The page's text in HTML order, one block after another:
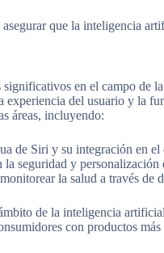
que la inteligencia
en el campo de
experiencia del usuario y la
áreas, incluyendo:
de Siri y su integración en el
la seguridad y personalización
la salud a través de
de la inteligencia
con productos